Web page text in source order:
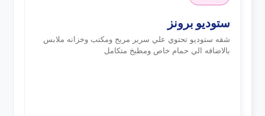
ستوديو برونز
شقه ستوديو تحتوي علي سرير مريح ومكتب وخزانه ملابس
بالاضافه الي حمام خاص ومطبخ متكامل